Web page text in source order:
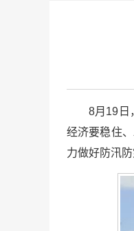
8月19日
经济要稳住
力做好防汛